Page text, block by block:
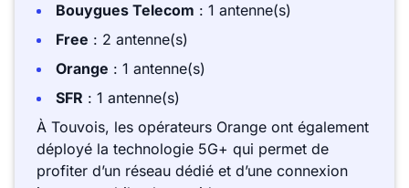
Bouygues Telecom : 1 antenne(s)
Free : 2 antenne(s)
Orange : 1 antenne(s)
SFR : 1 antenne(s)
À Touvois, les opérateurs Orange ont également
déployé la technologie 5G+ qui permet de
profiter d’un réseau dédié et d’une connexion